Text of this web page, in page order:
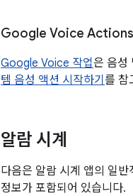
Google Voice Actions
Google Voice 작업은 음성
템 음성 액션 시작하기 를 참
알람 시계
다음은 알람 시계 앱의 일
정보가 포함되어 있습니다.